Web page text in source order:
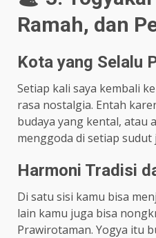
Ramah, dan
Kota yang Selalu
Setiap kali saya kembali
rasa nostalgia. Entah
budaya yang kental, atau
menggoda di setiap sudut
Harmoni Tradisi
Di satu sisi kamu bisa
lain kamu juga bisa
Prawirotaman. Yogya itu